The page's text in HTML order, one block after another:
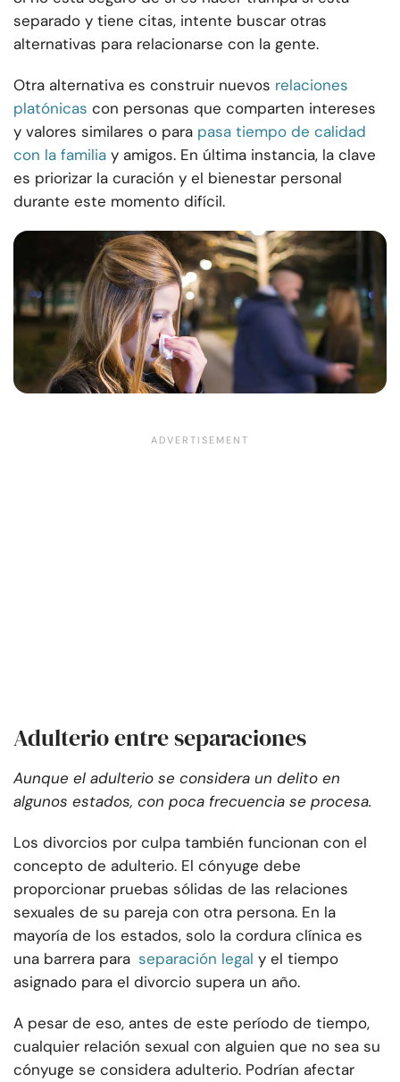
separado y tiene citas, intente buscar otras
alternativas para relacionarse con la gente.
Otra alternativa es construir nuevos relaciones
platónicas con personas que comparten intereses
y valores similares o para pasa tiempo de calidad
con la familia y amigos. En última instancia, la clave
es priorizar la curación y el bienestar personal
durante este momento difícil.
Adulterio entre separaciones
Aunque el adulterio se considera un delito en
algunos estados, con poca frecuencia se procesa.
Los divorcios por culpa también funcionan con el
concepto de adulterio. El cónyuge debe
proporcionar pruebas sólidas de las relaciones
sexuales de su pareja con otra persona. En la
mayoría de los estados, solo la cordura clínica es
una barrera para separación legal y el tiempo
asignado para el divorcio supera un año.
A pesar de eso, antes de este período de tiempo,
cualquier relación sexual con alguien que no sea su
cónyuge se considera adulterio. Podrían afectar